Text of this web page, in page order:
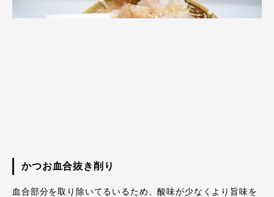
かつお血合抜き削り
血合部分を取り除いてるいるため、酸味が少なくより旨味を